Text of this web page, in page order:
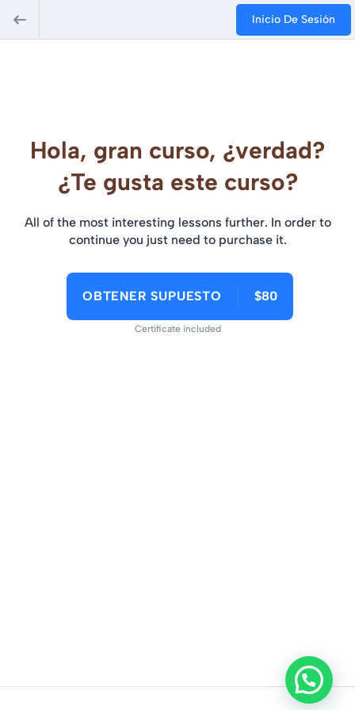
Inicio De Sesión
Hola, gran curso, ¿verdad?
¿Te gusta este curso?
All of the most interesting lessons further. In order to
continue you just need to purchase it.
OBTENER SUPUESTO $80
Certificate included